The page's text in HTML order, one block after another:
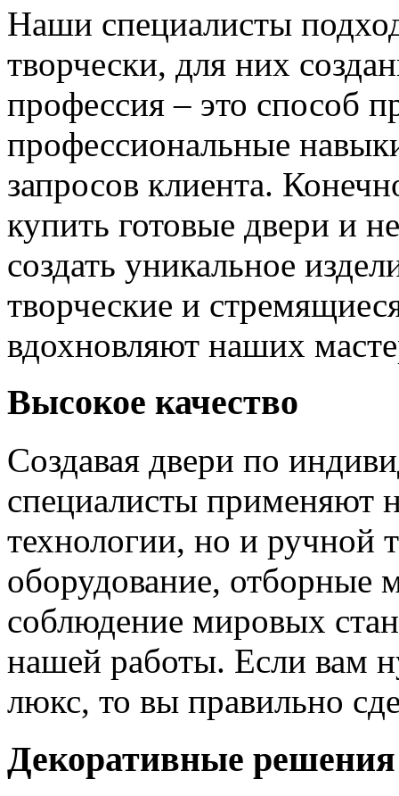
Наши специалисты
творчески, для них
профессия – это способ
профессиональные
запросов клиента.
купить готовые двери и
создать уникальное
творческие и
вдохновляют наших
Высокое качество
Создавая двери по
специалисты применяют
технологии, но и ручной
оборудование, отборные
соблюдение мировых
нашей работы. Если вам
люкс, то вы правильно
Декоративные решения